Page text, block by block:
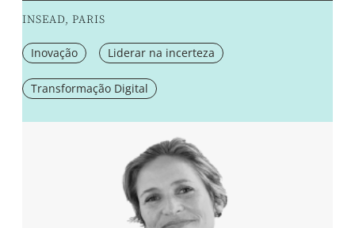
INSEAD, PARIS
Inovação Liderar na incerteza
Transformação Digital